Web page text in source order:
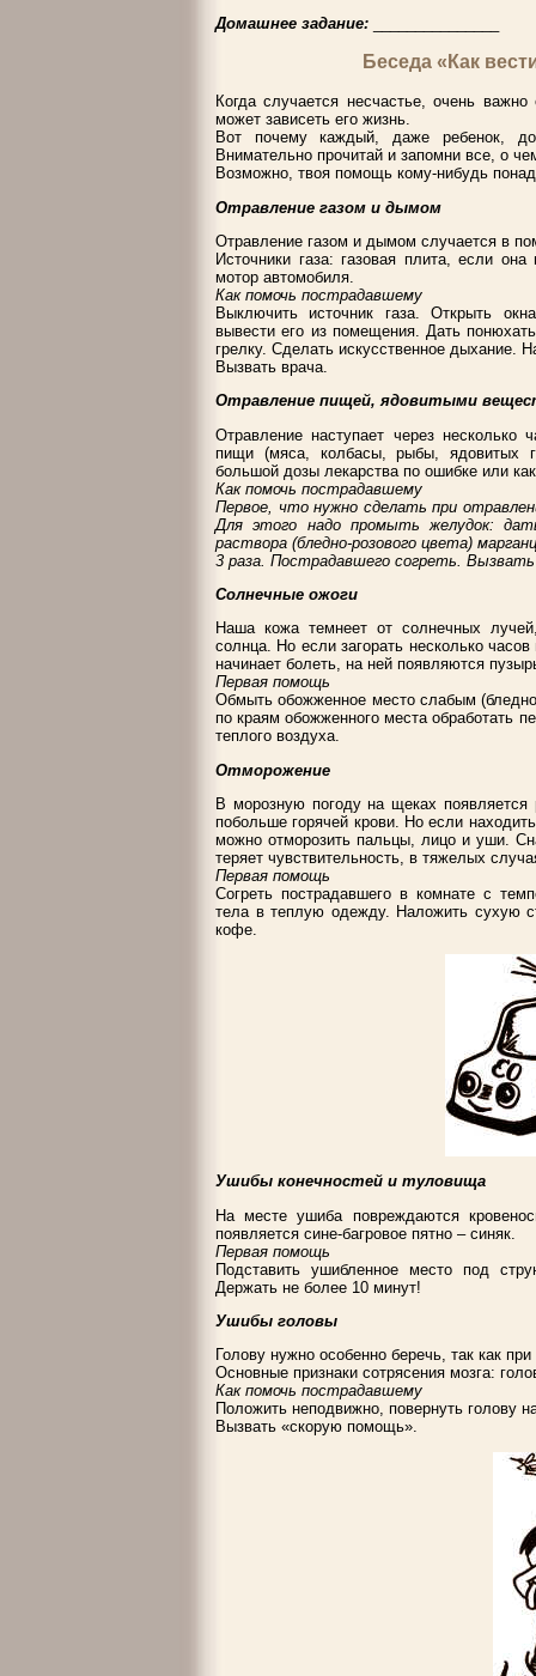
Домашнее задание:
Беседа «Как
Когда случается несчастье, очень
может зависеть его жизнь.
Вот почему каждый, даже ребенок,
Внимательно прочитай и запомни все, о
Возможно, твоя помощь кому-нибудь
Отравление газом и дымом
Отравление газом и дымом случается в
Источники газа: газовая плита, если
мотор автомобиля.
Как помочь пострадавшему
Выключить источник газа. Открыть
вывести его из помещения. Дать
грелку. Сделать искусственное дыхание.
Вызвать врача.
Отравление пищей, ядовитыми
Отравление наступает через несколько
пищи (мяса, колбасы, рыбы, ядовитых
большой дозы лекарства по ошибке или
Как помочь пострадавшему
Первое, что нужно сделать при
Для этого надо промыть желудок:
раствора (бледно-розового цвета)
3 раза. Пострадавшего согреть. Вызвать
Солнечные ожоги
Наша кожа темнеет от солнечных
солнца. Но если загорать несколько
начинает болеть, на ней появляются
Первая помощь
Обмыть обожженное место слабым
по краям обожженного места обработать
теплого воздуха.
Отморожение
В морозную погоду на щеках
побольше горячей крови. Но если
можно отморозить пальцы, лицо и уши.
теряет чувствительность, в тяжелых
Первая помощь
Согреть пострадавшего в комнате с
тела в теплую одежду. Наложить сухую
кофе.
Ушибы конечностей и туловища
На месте ушиба повреждаются
появляется сине-багровое пятно – синяк.
Первая помощь
Подставить ушибленное место под
Держать не более 10 минут!
Ушибы головы
Голову нужно особенно беречь, так как
Основные признаки сотрясения мозга:
Как помочь пострадавшему
Положить неподвижно, повернуть голову
Вызвать «скорую помощь».